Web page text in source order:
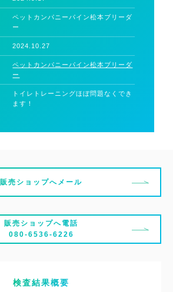
ペットカンパニーパイン松本ブリーダ
ー
2024.10.27
ペットカンパニーパイン松本ブリーダ
ー
トイレトレーニングほぼ問題なくでき
ます！
販売ショップへメール
販売ショップへ電話
080-6536-6226
検査結果概要